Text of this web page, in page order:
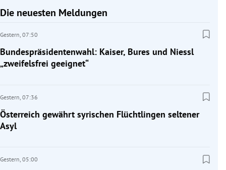
Die neuesten Meldungen
Gestern, 07:50
Bundespräsidentenwahl: Kaiser, Bures und Niessl
„zweifelsfrei geeignet“
Gestern, 07:36
Österreich gewährt syrischen Flüchtlingen seltener
Asyl
Gestern, 05:00